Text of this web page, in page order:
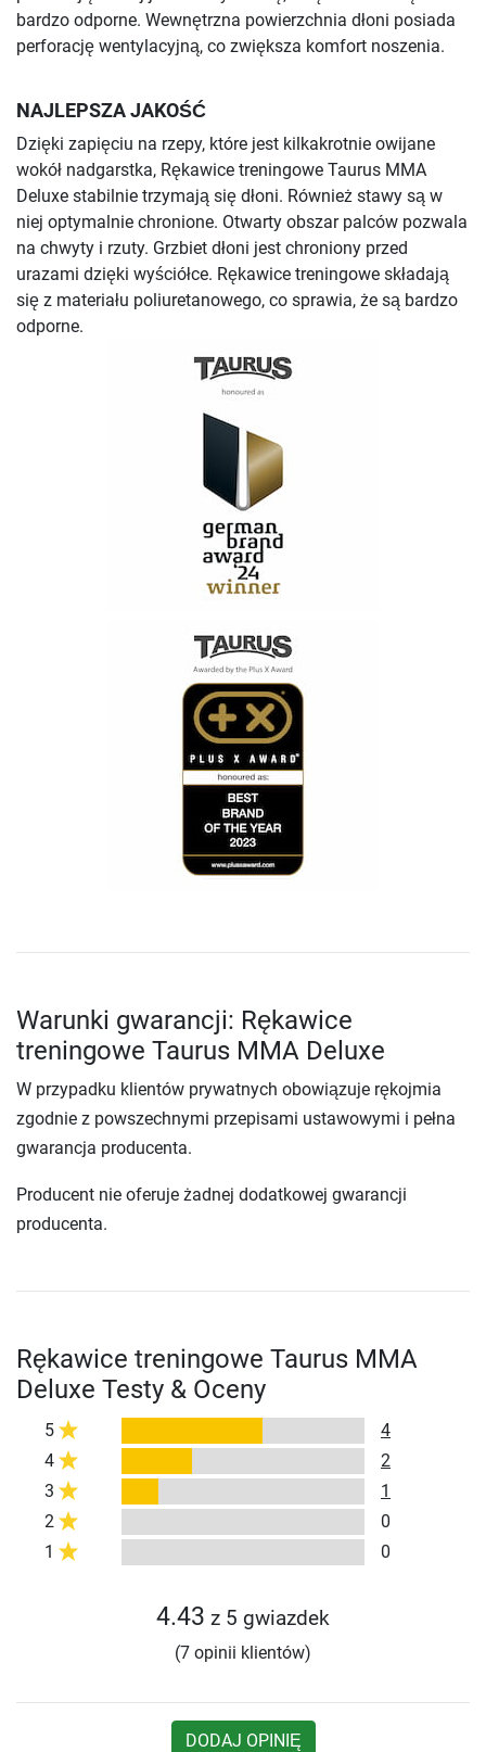
bardzo odporne. Wewnętrzna powierzchnia dłoni posiada
perforację wentylacyjną, co zwiększa komfort noszenia.
NAJLEPSZA JAKOŚĆ
Dzięki zapięciu na rzepy, które jest kilkakrotnie owijane
wokół nadgarstka, Rękawice treningowe Taurus MMA
Deluxe stabilnie trzymają się dłoni. Również stawy są w
niej optymalnie chronione. Otwarty obszar palców pozwala
na chwyty i rzuty. Grzbiet dłoni jest chroniony przed
urazami dzięki wyściółce. Rękawice treningowe składają
się z materiału poliuretanowego, co sprawia, że są bardzo
odporne.
Warunki gwarancji: Rękawice
treningowe Taurus MMA Deluxe
W przypadku klientów prywatnych obowiązuje rękojmia
zgodnie z powszechnymi przepisami ustawowymi i pełna
gwarancja producenta.
Producent nie oferuje żadnej dodatkowej gwarancji
producenta.
Rękawice treningowe Taurus MMA
Deluxe Testy & Oceny
5
4
4
2
3
1
2
0
1
0
4.43 z 5 gwiazdek
(7 opinii klientów)
DODAJ OPINIĘ